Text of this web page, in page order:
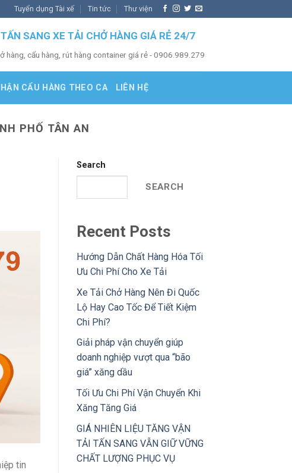
Tuyển dụng Tài xế Tin tức Thư viện
SANG XE TẢI CHỞ HÀNG GIÁ RẺ 24/7
hàng, cẩu hàng, rút hàng container giá rẻ - 0906.989.279
CẨU HÀNG THEO CA LIÊN HỆ
PHỐ TÂN AN
tin
Search
SEARCH
Recent Posts
Hướng Dẫn Chất Hàng Hóa Tối
Ưu Chi Phí Cho Xe Tải
Xe Tải Chở Hàng Nên Đi Quốc
Lộ Hay Cao Tốc Để Tiết Kiệm
Chi Phí?
Giải pháp vận chuyển giúp
doanh nghiệp vượt qua “bão
giá” xăng dầu
Tối Ưu Chi Phí Vận Chuyển Khi
Xăng Tăng Giá
GIÁ NHIÊN LIỆU TĂNG VẬN
TẢI TẤN SANG VẪN GIỮ VỮNG
CHẤT LƯỢNG PHỤC VỤ